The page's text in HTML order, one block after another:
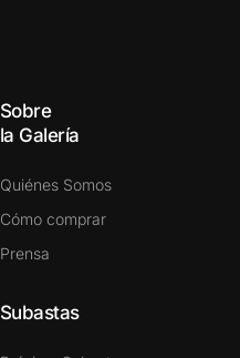
Sobre
la Galería
Quiénes Somos
Cómo comprar
Prensa
Subastas